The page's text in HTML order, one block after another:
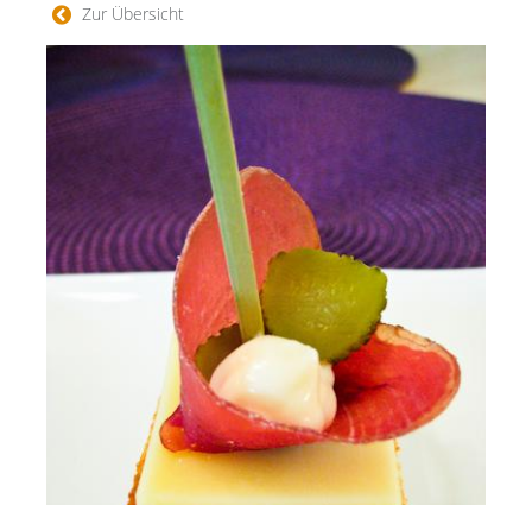
Zur Übersicht